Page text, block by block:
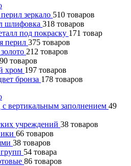
зеркало 510 товаров
шлифовка 318 товаров
под покраску 171 товар
перил 375 товаров
212 товаров
90 товаров
хром 197 товаров
бронза 178 товаров
вертикальным заполнением 49
учреждений 38 товаров
66 товаров
38 товаров
54 товара
86 товаров